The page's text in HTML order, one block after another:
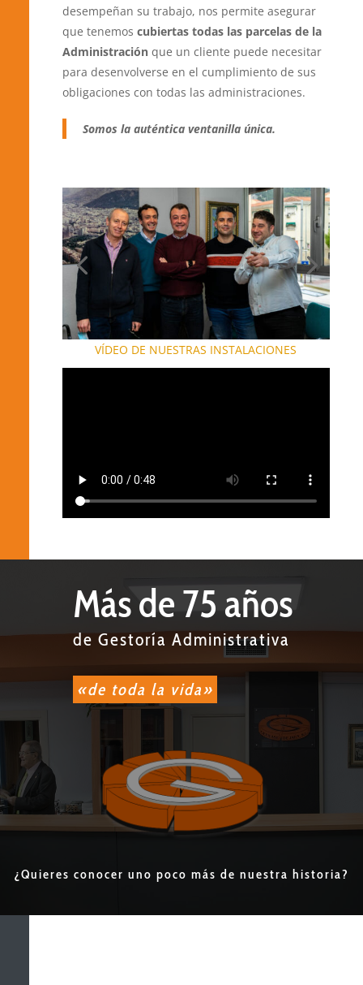
desempeñan su trabajo, nos permite asegurar
que tenemoscubiertas todas las parcelas de la
Administración que un cliente puede necesitar
para desenvolverse en el cumplimiento de sus
obligaciones con todas las administraciones.
Somos la auténtica ventanilla única.
VÍDEO DE NUESTRAS INSTALACIONES
Más de 75 años
de Gestoría Administrativa
«de toda la vida»
¿Quieres conocer uno poco más de nuestra historia?